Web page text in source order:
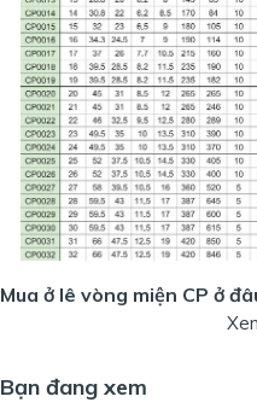
Mua ở lê vòng miện CP ở
chúng tôi
TSUNODA, ANEX, NITTO,
Bạn đang xem